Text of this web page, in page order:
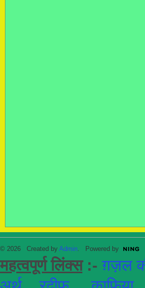
© 2026 Created by Admin . Powered by
महत्वपूर्ण लिंक्स :- ग़ज़ल